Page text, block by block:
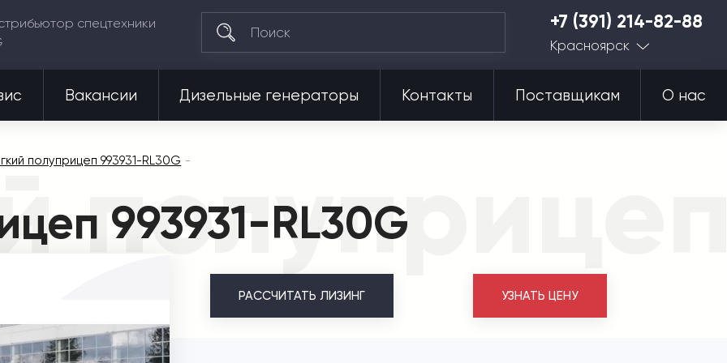
спецтехники
+7 (391) 214-82-88
Красноярск
Вакансии Дизельные генераторы Контакты Поставщикам О нас
полуприцеп 993931-RL30G
993931-RL30G
РАССЧИТАТЬ ЛИЗИНГ УЗНАТЬ ЦЕНУ